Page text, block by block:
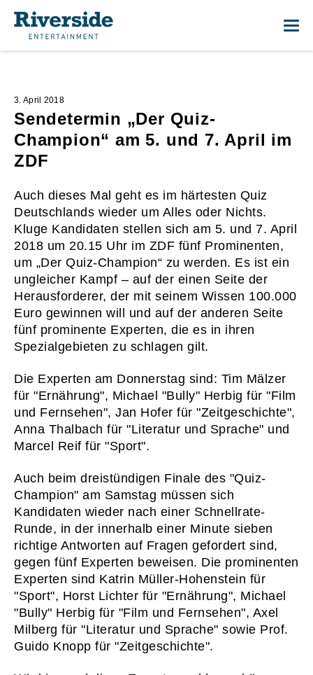
3. April 2018
Sendetermin „Der Quiz-
Champion“ am 5. und 7. April im
ZDF
Auch dieses Mal geht es im härtesten Quiz
Deutschlands wieder um Alles oder Nichts.
Kluge Kandidaten stellen sich am 5. und 7. April
2018 um 20.15 Uhr im ZDF fünf Prominenten,
um „Der Quiz-Champion“ zu werden. Es ist ein
ungleicher Kampf – auf der einen Seite der
Herausforderer, der mit seinem Wissen 100.000
Euro gewinnen will und auf der anderen Seite
fünf prominente Experten, die es in ihren
Spezialgebieten zu schlagen gilt.
Die Experten am Donnerstag sind: Tim Mälzer
für "Ernährung", Michael "Bully" Herbig für "Film
und Fernsehen", Jan Hofer für "Zeitgeschichte",
Anna Thalbach für "Literatur und Sprache" und
Marcel Reif für "Sport".
Auch beim dreistündigen Finale des "Quiz-
Champion" am Samstag müssen sich
Kandidaten wieder nach einer Schnellrate-
Runde, in der innerhalb einer Minute sieben
richtige Antworten auf Fragen gefordert sind,
gegen fünf Experten beweisen. Die prominenten
Experten sind Katrin Müller-Hohenstein für
"Sport", Horst Lichter für "Ernährung", Michael
"Bully" Herbig für "Film und Fernsehen", Axel
Milberg für "Literatur und Sprache" sowie Prof.
Guido Knopp für "Zeitgeschichte".